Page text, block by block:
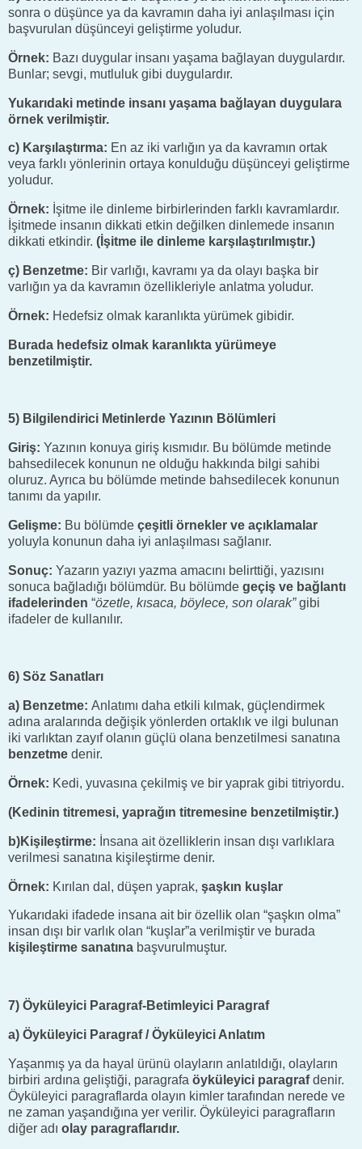
sonra o düşünce ya da kavramın daha iyi anlaşılması için
başvurulan düşünceyi geliştirme yoludur.
Örnek: Bazı duygular insanı yaşama bağlayan duygulardır.
Bunlar; sevgi, mutluluk gibi duygulardır.
Yukarıdaki metinde insanı yaşama bağlayan duygulara
örnek verilmiştir.
c) Karşılaştırma: En az iki varlığın ya da kavramın ortak
veya farklı yönlerinin ortaya konulduğu düşünceyi geliştirme
yoludur.
Örnek: İşitme ile dinleme birbirlerinden farklı kavramlardır.
İşitmede insanın dikkati etkin değilken dinlemede insanın
dikkati etkindir. (İşitme ile dinleme karşılaştırılmıştır.)
ç) Benzetme: Bir varlığı, kavramı ya da olayı başka bir
varlığın ya da kavramın özellikleriyle anlatma yoludur.
Örnek: Hedefsiz olmak karanlıkta yürümek gibidir.
Burada hedefsiz olmak karanlıkta yürümeye
benzetilmiştir.
5) Bilgilendirici Metinlerde Yazının Bölümleri
Giriş: Yazının konuya giriş kısmıdır. Bu bölümde metinde
bahsedilecek konunun ne olduğu hakkında bilgi sahibi
oluruz. Ayrıca bu bölümde metinde bahsedilecek konunun
tanımı da yapılır.
Gelişme: Bu bölümde çeşitli örnekler ve açıklamalar
yoluyla konunun daha iyi anlaşılması sağlanır.
Sonuç: Yazarın yazıyı yazma amacını belirttiği, yazısını
sonuca bağladığı bölümdür. Bu bölümde geçiş ve bağlantı
ifadelerinden “özetle, kısaca, böylece, son olarak”gibi
ifadeler de kullanılır.
6) Söz Sanatları
a) Benzetme: Anlatımı daha etkili kılmak, güçlendirmek
adına aralarında değişik yönlerden ortaklık ve ilgi bulunan
iki varlıktan zayıf olanın güçlü olana benzetilmesi sanatına
benzetme denir.
Örnek: Kedi, yuvasına çekilmiş ve bir yaprak gibi titriyordu.
(Kedinin titremesi, yaprağın titremesine benzetilmiştir.)
b)Kişileştirme: İnsana ait özelliklerin insan dışı varlıklara
verilmesi sanatına kişileştirme denir.
Örnek: Kırılan dal, düşen yaprak, şaşkın kuşlar
Yukarıdaki ifadede insana ait bir özellik olan “şaşkın olma”
insan dışı bir varlık olan “kuşlar”a verilmiştir ve burada
kişileştirme sanatına başvurulmuştur.
7) Öyküleyici Paragraf-Betimleyici Paragraf
a) Öyküleyici Paragraf / Öyküleyici Anlatım
Yaşanmış ya da hayal ürünü olayların anlatıldığı, olayların
birbiri ardına geliştiği, paragrafa öyküleyici paragrafdenir.
Öyküleyici paragraflarda olayın kimler tarafından nerede ve
ne zaman yaşandığına yer verilir. Öyküleyici paragrafların
diğer adı olay paragraflarıdır.